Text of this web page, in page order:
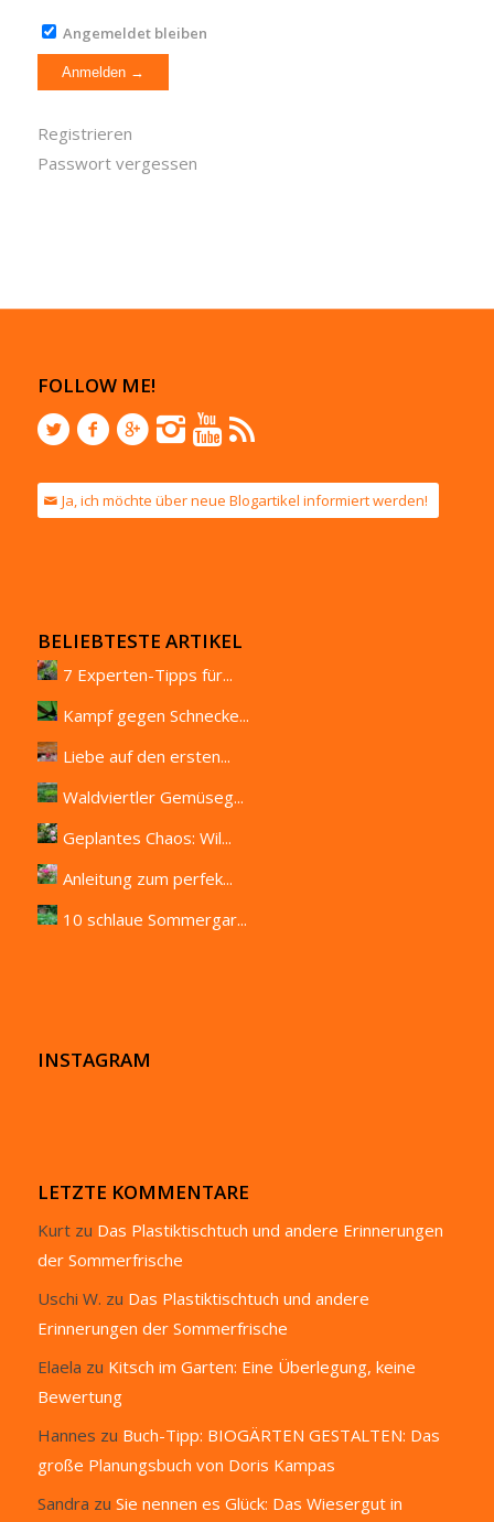
Angemeldet bleiben
Registrieren
Passwort vergessen
FOLLOW ME!
Ja, ich möchte über neue Blogartikel informiert werden!
BELIEBTESTE ARTIKEL
7 Experten-Tipps für...
Kampf gegen Schnecke...
Liebe auf den ersten...
Waldviertler Gemüseg...
Geplantes Chaos: Wil...
Anleitung zum perfek...
10 schlaue Sommergar...
INSTAGRAM
LETZTE KOMMENTARE
Kurtzu Das Plastiktischtuch und andere Erinnerungen
der Sommerfrische
Uschi W. zu Das Plastiktischtuch und andere
Erinnerungen der Sommerfrische
Elaela zu Kitsch im Garten: Eine Überlegung, keine
Bewertung
Hannes zu Buch-Tipp: BIOGÄRTEN GESTALTEN: Das
große Planungsbuch von Doris Kampas
Sandra zu Sie nennen es Glück: Das Wiesergut in